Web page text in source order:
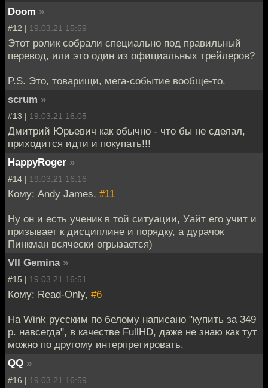
Doom »
#12 | 19.03.21 15:59
Этот ролик собрали специально под правильный
перевод, или это один из официальных трейлеров?
P.S. Это, товарищи, мега-событие вообще-то.
scrum »
#13 | 19.03.21 16:05
Дмитрий Юрьевич как обычно - что бы не сделал,
приходится идти и покупать!!!
HappyRoger »
#14 | 19.03.21 16:16
Кому: Andy James, #11
Ну он и есть ученик в той ситуации, Уайт его учит и
призывает к дисциплине и порядку, а дурачок
Пинкман всячески огрызается)
VII Gemina »
#15 | 19.03.21 16:51
Кому: Read-Only, #6
На Wink русским по белому написано "купить за 349
р. навсегда", в качестве FullHD, даже не знаю как тут
можно по другому интерпретировать.
QQ »
#16 | 19.03.21 16:59